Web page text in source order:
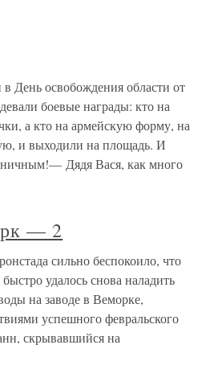
День освобождения области от
боевые награды: кто на
а кто на армейскую форму, на
и выходили на площадь. И
Дядя Вася, как много
— 2
сильно беспокоило, что
удалось снова наладить
на заводе в Веморке,
успешного февральского
скрывавшийся на